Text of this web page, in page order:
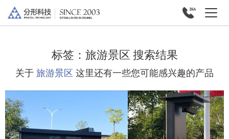
标签： 旅游景区 搜索结果
关于 旅游景区 这里还有一些您可能感兴趣的产品